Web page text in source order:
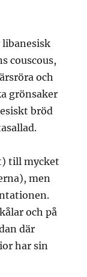
libanesisk
couscous,
och
grönsaker
bröd
till mycket
men
och på
där
har sin